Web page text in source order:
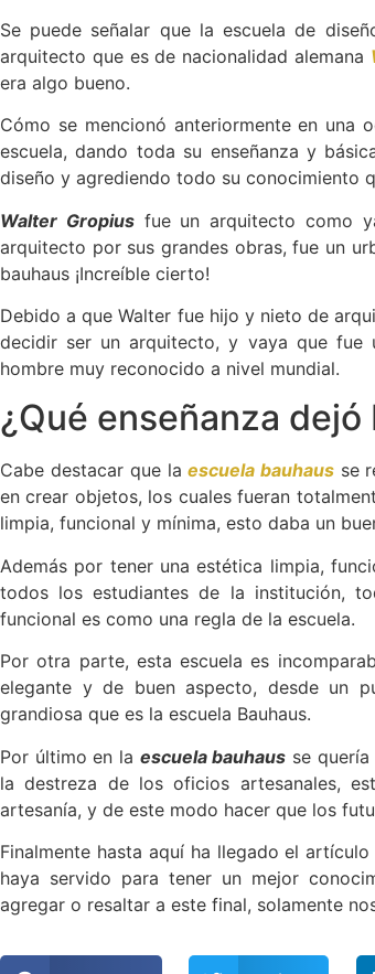
Se puede señalar que la escuela de
arquitecto que es de nacionalidad alemana
era algo bueno.
Cómo se mencionó anteriormente en una
escuela, dando toda su enseñanza y
diseño y agrediendo todo su conocimiento
Walter Gropiusfue un arquitecto como
arquitecto por sus grandes obras, fue un
bauhaus ¡Increíble cierto!
Debido a que Walter fue hijo y nieto de
decidir ser un arquitecto, y vaya que fue
hombre muy reconocido a nivel mundial.
¿Qué enseñanza dejó
Cabe destacar que la escuela bauhausse
en crear objetos, los cuales fueran
limpia, funcional y mínima, esto daba un
Además por tener una estética limpia,
todos los estudiantes de la institución,
funcional es como una regla de la escuela.
Por otra parte, esta escuela es
elegante y de buen aspecto, desde un
grandiosa que es la escuela Bauhaus.
Por último en la escuela bauhaus se
la destreza de los oficios artesanales,
artesanía, y de este modo hacer que los
Finalmente hasta aquí ha llegado el
haya servido para tener un mejor
agregar o resaltar a este final, solamente